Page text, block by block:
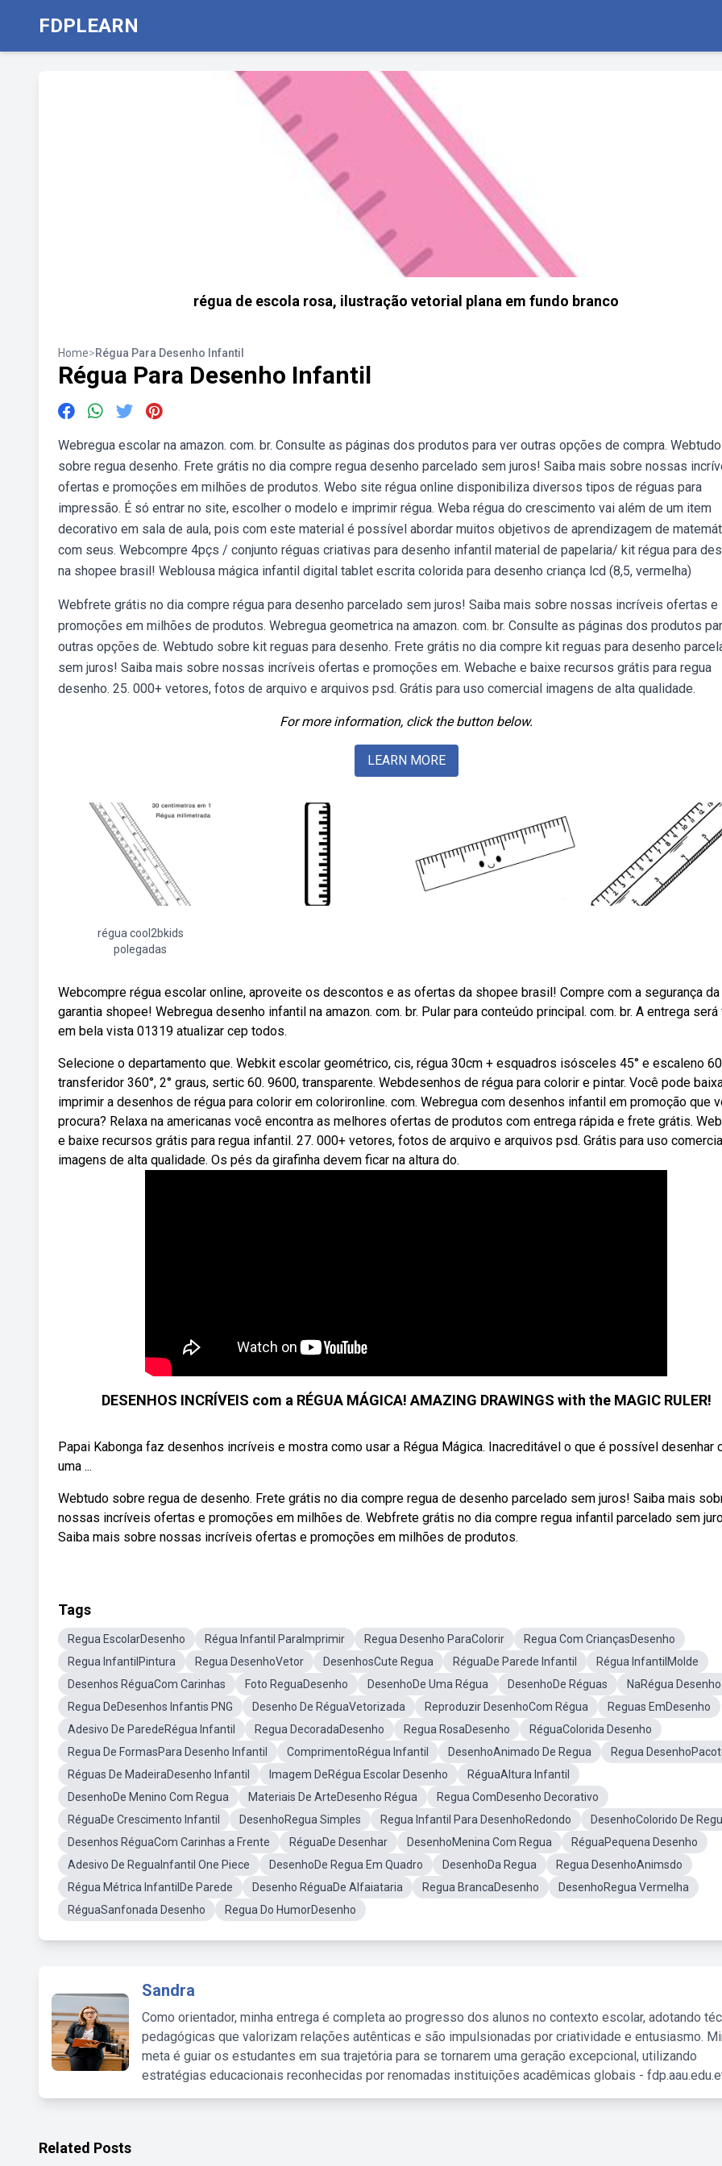
FDPLEARN
régua de escola rosa, ilustração vetorial plana em fundo branco
Home>Régua Para Desenho Infantil
Régua Para Desenho Infantil
Webregua escolar na amazon. com. br. Consulte as páginas dos produtos para ver outras opções de compra. Webtudo
sobre regua desenho. Frete grátis no dia compre regua desenho parcelado sem juros! Saiba mais sobre nossas
ofertas e promoções em milhões de produtos. Webo site régua online disponibiliza diversos tipos de réguas para
impressão. É só entrar no site, escolher o modelo e imprimir régua. Weba régua do crescimento vai além de um item
decorativo em sala de aula, pois com este material é possível abordar muitos objetivos de aprendizagem de
com seus. Webcompre 4pçs / conjunto réguas criativas para desenho infantil material de papelaria/ kit régua para
na shopee brasil! Weblousa mágica infantil digital tablet escrita colorida para desenho criança lcd (8,5, vermelha)
Webfrete grátis no dia compre régua para desenho parcelado sem juros! Saiba mais sobre nossas incríveis ofertas e
promoções em milhões de produtos. Webregua geometrica na amazon. com. br. Consulte as páginas dos produtos
outras opções de. Webtudo sobre kit reguas para desenho. Frete grátis no dia compre kit reguas para desenho
sem juros! Saiba mais sobre nossas incríveis ofertas e promoções em. Webache e baixe recursos grátis para regua
desenho. 25. 000+ vetores, fotos de arquivo e arquivos psd. Grátis para uso comercial imagens de alta qualidade.
For more information, click the button below.
LEARN MORE
régua cool2bkids
polegadas
Webcompre régua escolar online, aproveite os descontos e as ofertas da shopee brasil! Compre com a segurança da
garantia shopee! Webregua desenho infantil na amazon. com. br. Pular para conteúdo principal. com. br. A entrega
em bela vista 01319 atualizar cep todos.
Selecione o departamento que. Webkit escolar geométrico, cis, régua 30cm + esquadros isósceles 45° e escaleno
transferidor 360°, 2° graus, sertic 60. 9600, transparente. Webdesenhos de régua para colorir e pintar. Você pode
imprimir a desenhos de régua para colorir em colorironline. com. Webregua com desenhos infantil em promoção que
procura? Relaxa na americanas você encontra as melhores ofertas de produtos com entrega rápida e frete grátis.
e baixe recursos grátis para regua infantil. 27. 000+ vetores, fotos de arquivo e arquivos psd. Grátis para uso
imagens de alta qualidade. Os pés da girafinha devem ficar na altura do.
DESENHOS INCRÍVEIS com a RÉGUA MÁGICA! AMAZING DRAWINGS with the MAGIC RULER!
Papai Kabonga faz desenhos incríveis e mostra como usar a Régua Mágica. Inacreditável o que é possível desenhar
uma ...
Webtudo sobre regua de desenho. Frete grátis no dia compre regua de desenho parcelado sem juros! Saiba mais
nossas incríveis ofertas e promoções em milhões de. Webfrete grátis no dia compre regua infantil parcelado sem
Saiba mais sobre nossas incríveis ofertas e promoções em milhões de produtos.
Tags
Regua EscolarDesenho Régua Infantil ParaImprimir Regua Desenho ParaColorir
Regua Com CriançasDesenho
Regua InfantilPintura
Regua DesenhoVetor DesenhosCute Regua RéguaDe Parede Infantil
Régua InfantilMolde
Desenhos RéguaCom Carinhas
Foto ReguaDesenho DesenhoDe Uma Régua DesenhoDe Réguas
NaRégua Desenho
Regua DeDesenhos Infantis PNG
Desenho De RéguaVetorizada Reproduzir DesenhoCom Régua
Reguas EmDesenho
Adesivo De ParedeRégua Infantil
Regua DecoradaDesenho Regua RosaDesenho
RéguaColorida Desenho
Regua De FormasPara Desenho Infantil
ComprimentoRégua Infantil DesenhoAnimado De Regua
Regua
Réguas De MadeiraDesenho Infantil
Imagem DeRégua Escolar Desenho
RéguaAltura Infantil
DesenhoDe Menino Com Regua
Materiais De ArteDesenho Régua
Regua ComDesenho Decorativo
RéguaDe Crescimento Infantil
DesenhoRegua Simples Regua Infantil Para DesenhoRedondo
DesenhoColorido De
Desenhos RéguaCom Carinhas a Frente
RéguaDe Desenhar DesenhoMenina Com Regua
RéguaPequena Desenho
Adesivo De ReguaInfantil One Piece
DesenhoDe Regua Em Quadro DesenhoDa Regua
Regua DesenhoAnimsdo
Régua Métrica InfantilDe Parede
Desenho RéguaDe Alfaiataria Regua BrancaDesenho
DesenhoRegua Vermelha
RéguaSanfonada Desenho
Regua Do HumorDesenho
Sandra
Como orientador, minha entrega é completa ao progresso dos alunos no contexto escolar, adotando
pedagógicas que valorizam relações autênticas e são impulsionadas por criatividade e entusiasmo.
meta é guiar os estudantes em sua trajetória para se tornarem uma geração excepcional, utilizando
estratégias educacionais reconhecidas por renomadas instituições acadêmicas globais -
Related Posts